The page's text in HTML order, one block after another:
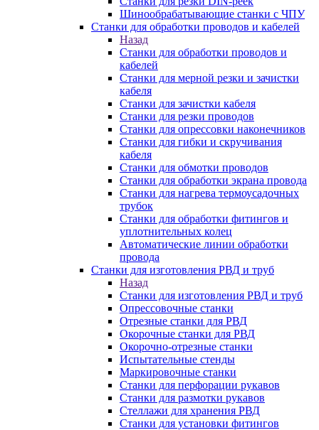
Шинообрабатывающие станки с ЧПУ
Станки для обработки проводов и кабелей
Назад
Станки для обработки проводов и
кабелей
Станки для мерной резки и зачистки
кабеля
Станки для зачистки кабеля
Станки для резки проводов
Станки для опрессовки наконечников
Станки для гибки и скручивания
кабеля
Станки для обмотки проводов
Станки для обработки экрана провода
Станки для нагрева термоусадочных
трубок
Станки для обработки фитингов и
уплотнительных колец
Автоматические линии обработки
провода
Станки для изготовления РВД и труб
Назад
Станки для изготовления РВД и труб
Опрессовочные станки
Отрезные станки для РВД
Окорочные станки для РВД
Окорочно-отрезные станки
Испытательные стенды
Маркировочные станки
Станки для перфорации рукавов
Станки для размотки рукавов
Стеллажи для хранения РВД
Станки для установки фитингов